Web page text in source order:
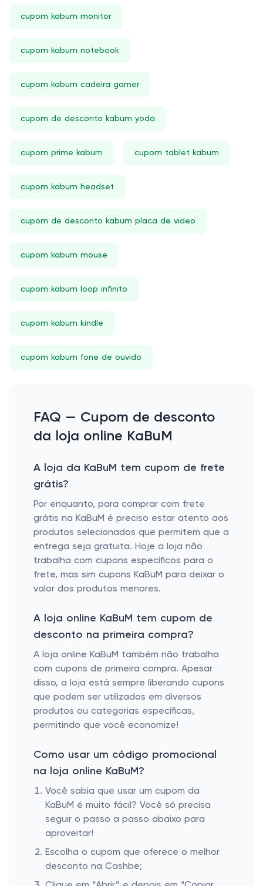
cupom kabum monitor
cupom kabum notebook
cupom kabum cadeira gamer
cupom de desconto kabum yoda
cupom prime kabum cupom tablet kabum
cupom kabum headset
cupom de desconto kabum placa de video
cupom kabum mouse
cupom kabum loop infinito
cupom kabum kindle
cupom kabum fone de ouvido
FAQ — Cupom de desconto
da loja online KaBuM
A loja da KaBuM tem cupom de frete
grátis?
Por enquanto, para comprar com frete
grátis na KaBuM é preciso estar atento aos
produtos selecionados que permitem que a
entrega seja gratuita. Hoje a loja não
trabalha com cupons específicos para o
frete, mas sim cupons KaBuM para deixar o
valor dos produtos menores.
A loja online KaBuM tem cupom de
desconto na primeira compra?
A loja online KaBuM também não trabalha
com cupons de primeira compra. Apesar
disso, a loja está sempre liberando cupons
que podem ser utilizados em diversos
produtos ou categorias específicas,
permitindo que você economize!
Como usar um código promocional
na loja online KaBuM?
Você sabia que usar um cupom da
KaBuM é muito fácil? Você só precisa
seguir o passo a passo abaixo para
aproveitar!
Escolha o cupom que oferece o melhor
desconto na Cashbe;